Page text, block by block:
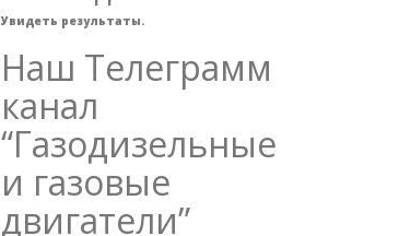
Увидеть результаты.
Наш Телеграмм
канал
“Газодизельные
и газовые
двигатели”